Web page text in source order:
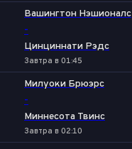
Вашингтон Нэшионалс
-
Цинциннати Рэдс
Завтра в 01:45
Милуоки Брюэрс
-
Миннесота Твинс
Завтра в 02:10